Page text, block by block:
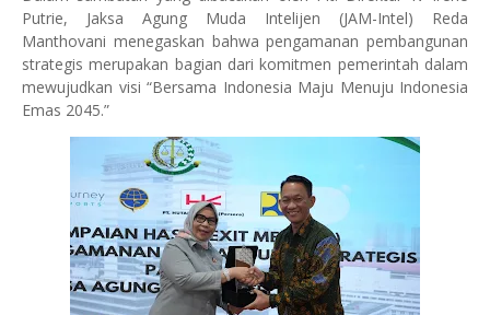
Putrie, Jaksa Agung Muda Intelijen (JAM-Intel) Reda
Manthovani menegaskan bahwa pengamanan pembangunan
strategis merupakan bagian dari komitmen pemerintah dalam
mewujudkan visi “Bersama Indonesia Maju Menuju Indonesia
Emas 2045.”